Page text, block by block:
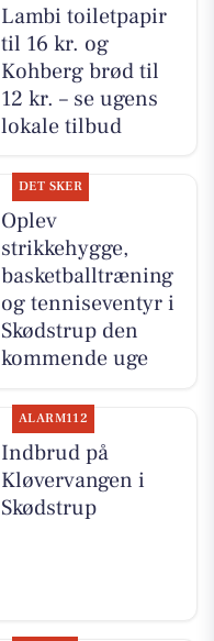
Lambi toiletpapir
til 16 kr. og
Kohberg brød til
12 kr. – se ugens
lokale tilbud
DET SKER
Oplev
strikkehygge,
basketballtræning
og tenniseventyr i
Skødstrup den
kommende uge
ALARM112
Indbrud på
Kløvervangen i
Skødstrup